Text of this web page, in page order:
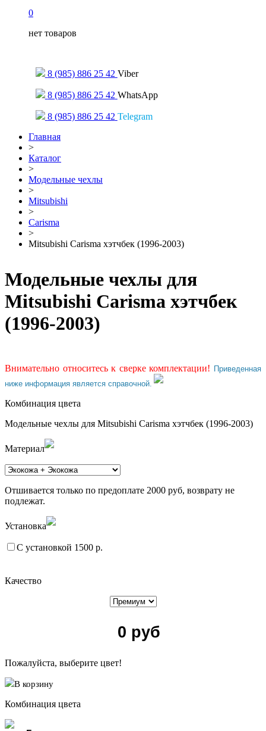
0
нет товаров
8 (985) 886 25 42 Viber
8 (985) 886 25 42 WhatsApp
8 (985) 886 25 42 Telegram
Главная
>
Каталог
>
Модельные чехлы
>
Mitsubishi
>
Carisma
>
Mitsubishi Carisma хэтчбек (1996-2003)
Модельные чехлы для
Mitsubishi Carisma хэтчбек
(1996-2003)
Внимательно относитесь к сверке комплектации! Приведенная
ниже информация является справочной.
Комбинация цвета
Модельные чехлы для Mitsubishi Carisma хэтчбек (1996-2003)
Материал
Отшивается только по предоплате 2000 руб, возврату не
подлежат.
Установка
С установкой 1500 р.
Качество
0 руб
Пожалуйста, выберите цвет!
В корзину
Комбинация цвета